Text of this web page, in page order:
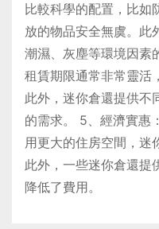
比較科學的配置，比如
放的物品安全無虞。此
潮濕、灰塵等環境因素
租賃期限通常非常靈活
此外，迷你倉還提供不
的需求。 5、經濟實惠
用更大的住房空間，迷
此外，一些迷你倉還提
降低了費用。